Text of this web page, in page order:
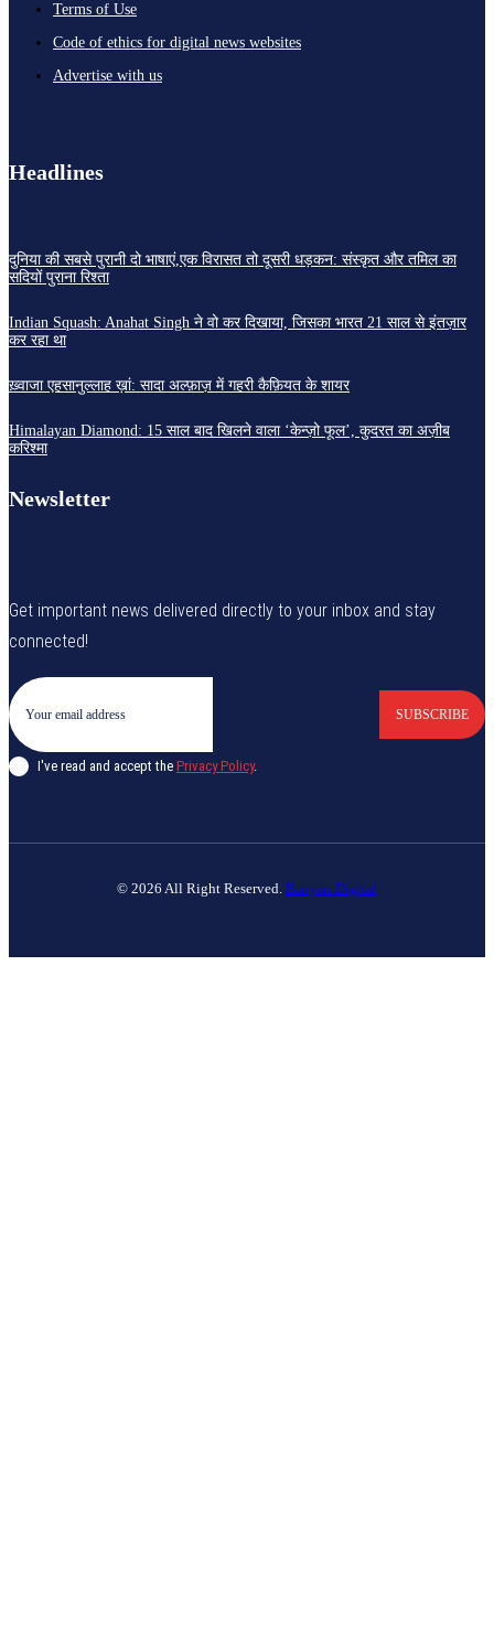
Terms of Use
Code of ethics for digital news websites
Advertise with us
Headlines
दुनिया की सबसे पुरानी दो भाषाएं,एक विरासत तो दूसरी धड़कन: संस्कृत और तमिल का
सदियों पुराना रिश्ता
Indian Squash: Anahat Singh ने वो कर दिखाया, जिसका भारत 21 साल से इंतज़ार
कर रहा था
ख़्वाजा एहसानुल्लाह ख़ां: सादा अल्फ़ाज़ में गहरी कैफ़ियत के शायर
Himalayan Diamond: 15 साल बाद खिलने वाला ‘केन्ज़ो फूल’, कुदरत का अज़ीब
करिश्मा
Newsletter
Get important news delivered directly to your inbox and stay
connected!
SUBSCRIBE
I've read and accept the Privacy Policy.
© 2026 All Right Reserved. Banyan Digital